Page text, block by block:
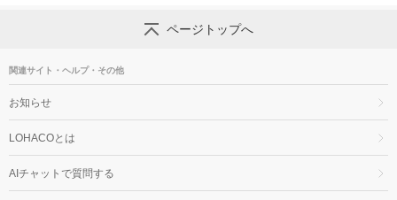
ページトップへ
関連サイト・ヘルプ・その他
お知らせ
LOHACOとは
AIチャットで質問する